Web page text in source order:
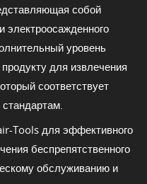
собой
электроосажденного
уровень
для извлечения
соответствует
Tools для эффективного
беспрепятственного
обслуживанию и